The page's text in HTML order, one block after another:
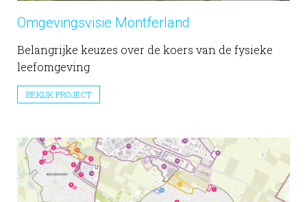
Omgevingsvisie Montferland
Belangrijke keuzes over de koers van de fysieke
leefomgeving
BEKIJK PROJECT